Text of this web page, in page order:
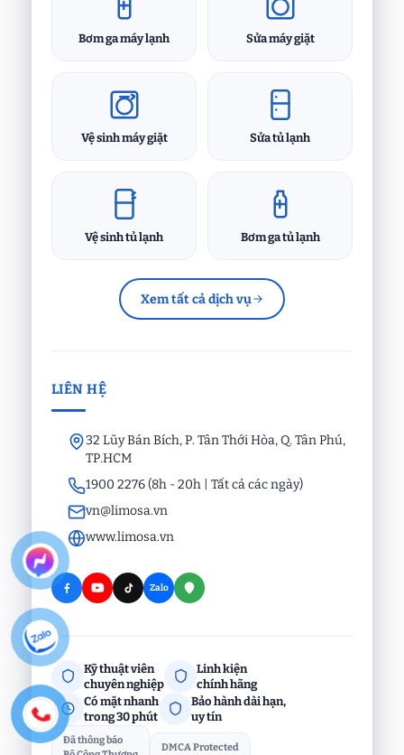
Bơm ga máy lạnh Sửa máy giặt
Vệ sinh máy giặt Sửa tủ lạnh
Vệ sinh tủ lạnh Bơm ga tủ lạnh
Xem tất cả dịch vụ
LIÊN HỆ
32 Lũy Bán Bích, P. Tân Thới Hòa, Q. Tân Phú,
TP.HCM
1900 2276 (8h - 20h | Tất cả các ngày)
vn@limosa.vn
www.limosa.vn
Zalo
Kỹ thuật viên
chuyên nghiệp
Linh kiện
chính hãng
Có mặt nhanh
trong 30 phút
Bảo hành dài hạn,
uy tín
Đã thông báo
DMCA Protected